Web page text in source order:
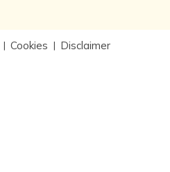
Cookies Disclaimer